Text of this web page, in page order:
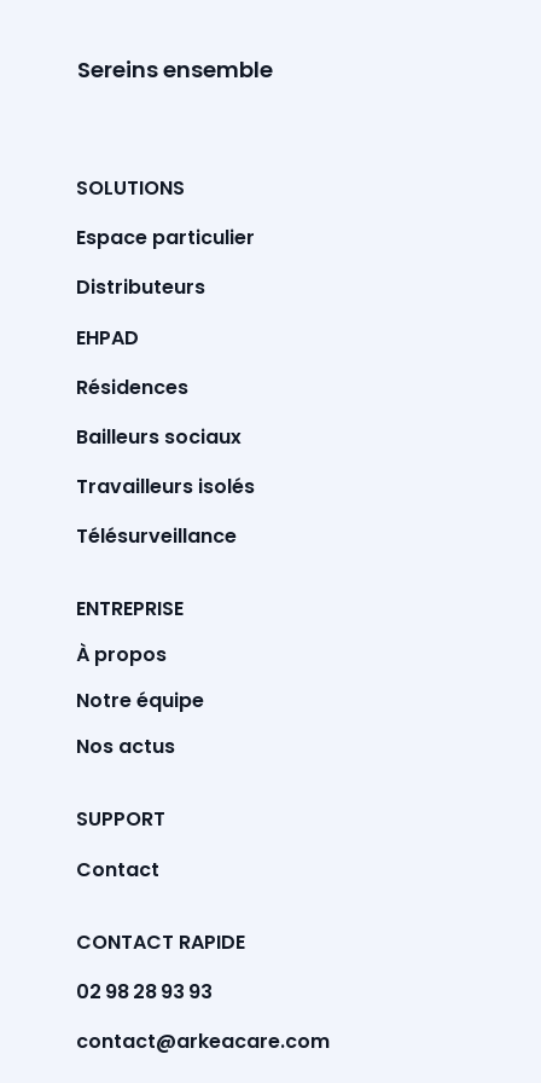
Sereins ensemble
SOLUTIONS
Espace particulier
Distributeurs
EHPAD
Résidences
Bailleurs sociaux
Travailleurs isolés
Télésurveillance
ENTREPRISE
À propos
Notre équipe
Nos actus
SUPPORT
Contact
CONTACT RAPIDE
02 98 28 93 93
contact@arkeacare.com